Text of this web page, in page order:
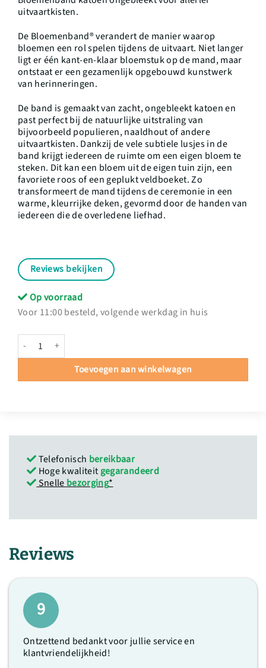
uitvaartkisten.
De Bloemenband® verandert de manier waarop
bloemen een rol spelen tijdens de uitvaart. Niet langer
ligt er één kant-en-klaar bloemstuk op de mand, maar
ontstaat er een gezamenlijk opgebouwd kunstwerk
van herinneringen.
De band is gemaakt van zacht, ongebleekt katoen en
past perfect bij de natuurlijke uitstraling van
bijvoorbeeld populieren, naaldhout of andere
uitvaartkisten. Dankzij de vele subtiele lusjes in de
band krijgt iedereen de ruimte om een eigen bloem te
steken. Dit kan een bloem uit de eigen tuin zijn, een
favoriete roos of een geplukt veldboeket. Zo
transformeert de mand tijdens de ceremonie in een
warme, kleurrijke deken, gevormd door de handen van
iedereen die de overledene liefhad.
Reviews bekijken
Op voorraad
Voor 11:00 besteld, volgende werkdag in huis
Bloemenband voor uitvaartkisten hoeveelheid
Toevoegen aan winkelwagen
Telefonisch bereikbaar
Hoge kwaliteitgegarandeerd
Snelle bezorging*
Reviews
9
Ontzettend bedankt voor jullie service en
klantvriendelijkheid!